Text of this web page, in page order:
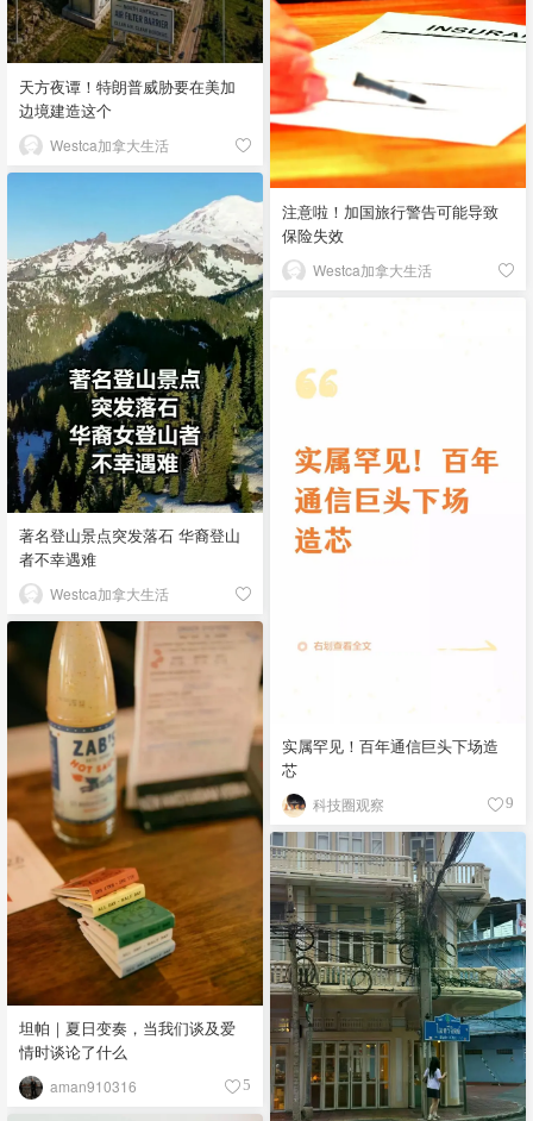
天方夜谭！特朗普威胁要在美加
边境建造这个
Westca加拿大生活
注意啦！加国旅行警告可能导致
保险失效
Westca加拿大生活
著名登山景点突发落石 华裔登山
者不幸遇难
Westca加拿大生活
实属罕见！百年通信巨头下场造
芯
科技圈观察 9
坦帕｜夏日变奏，当我们谈及爱
情时谈论了什么
aman910316 5